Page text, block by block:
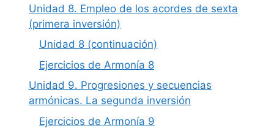
Unidad 8. Empleo de los acordes de sexta
(primera inversión)
Unidad 8 (continuación)
Ejercicios de Armonía 8
Unidad 9. Progresiones y secuencias
armónicas. La segunda inversión
Ejercicios de Armonía 9